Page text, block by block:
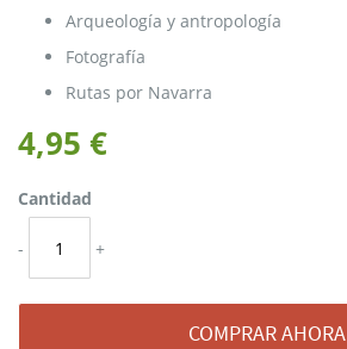
Arqueología y antropología
Fotografía
Rutas por Navarra
4,95 €
Cantidad
- +
COMPRAR AHORA